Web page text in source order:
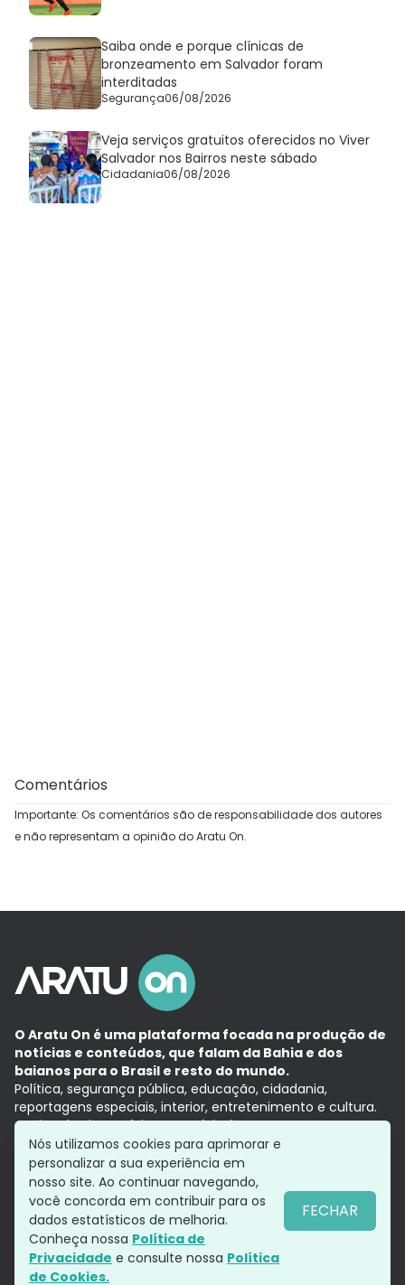
Saiba onde e porque clínicas de
bronzeamento em Salvador foram
interditadas
Segurança06/08/2026
Veja serviços gratuitos oferecidos no Viver
Salvador nos Bairros neste sábado
Cidadania06/08/2026
Comentários
Importante: Os comentários são de responsabilidade dos autores
e não representam a opinião do Aratu On.
O Aratu On é uma plataforma focada na produção de
notícias e conteúdos, que falam da Bahia e dos
baianos para o Brasil e resto do mundo.
Política, segurança pública, educação, cidadania,
reportagens especiais, interior, entretenimento e cultura.
Aqui, tudo vira notícia e a notícia é no tempo presente,
com a credibilidade do Grupo Aratu.
Grupo Aratu
Política de privacidade
Siga-nos
Nós utilizamos cookies para aprimorar e
personalizar a sua experiência em
nosso site. Ao continuar navegando,
você concorda em contribuir para os
dados estatísticos de melhoria.
Conheça nossa Política de
Privacidade e consulte nossa Política
de Cookies.
FECHAR